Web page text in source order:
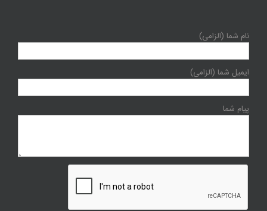
نام شما (الزامی)
ایمیل شما (الزامی)
پیام شما